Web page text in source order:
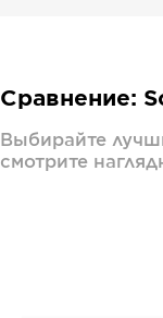
Сравнение:
Выбирайте
смотрите